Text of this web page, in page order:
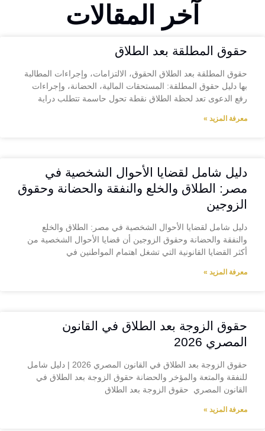
آخر المقالات
حقوق المطلقة بعد الطلاق
حقوق المطلقة بعد الطلاق الحقوق، الالتزامات، وإجراءات المطالبة
بها دليل حقوق المطلقة: المستحقات المالية، الحضانة، وإجراءات
رفع الدعوى تعد لحظة الطلاق نقطة تحول حاسمة تتطلب دراية
معرفة المزيد »
دليل شامل لقضايا الأحوال الشخصية في
مصر: الطلاق والخلع والنفقة والحضانة وحقوق
الزوجين
دليل شامل لقضايا الأحوال الشخصية في مصر: الطلاق والخلع
والنفقة والحضانة وحقوق الزوجين أن قضايا الأحوال الشخصية من
أكثر القضايا القانونية التي تشغل اهتمام المواطنين في
معرفة المزيد »
حقوق الزوجة بعد الطلاق في القانون
المصري 2026
حقوق الزوجة بعد الطلاق في القانون المصري 2026 | دليل شامل
للنفقة والمتعة والمؤخر والحضانة حقوق الزوجة بعد الطلاق في
القانون المصري حقوق الزوجة بعد الطلاق
معرفة المزيد »